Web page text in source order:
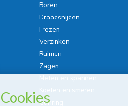
Cookies
Boren
Draadsnijden
Frezen
Verzinken
Ruimen
Zagen
Meten en spannen
Koelen en smeren
Gühring